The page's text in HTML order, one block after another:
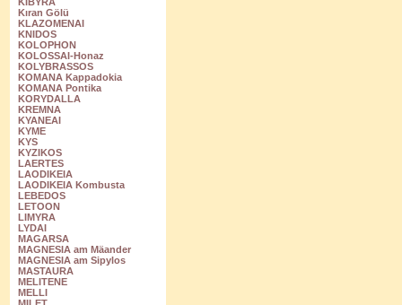
Kıran Gölü
KLAZOMENAI
KNIDOS
KOLOPHON
KOLOSSAI-Honaz
KOLYBRASSOS
KOMANA Kappadokia
KOMANA Pontika
KORYDALLA
KREMNA
KYANEAI
KYME
KYS
KYZIKOS
LAERTES
LAODIKEIA
LAODIKEIA Kombusta
LEBEDOS
LETOON
LIMYRA
LYDAI
MAGARSA
MAGNESIA am Mäander
MAGNESIA am Sipylos
MASTAURA
MELITENE
MELLI